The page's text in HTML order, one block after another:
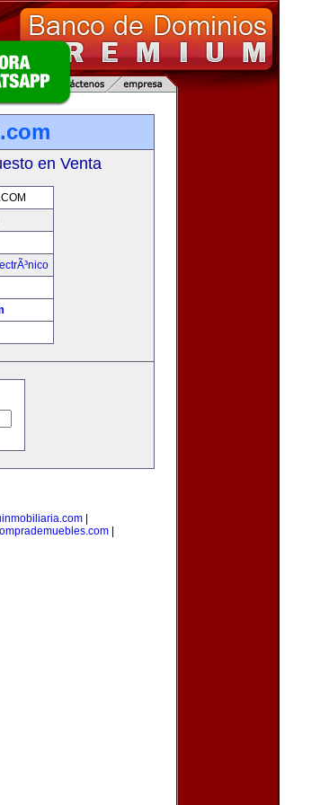
en Venta
|
|